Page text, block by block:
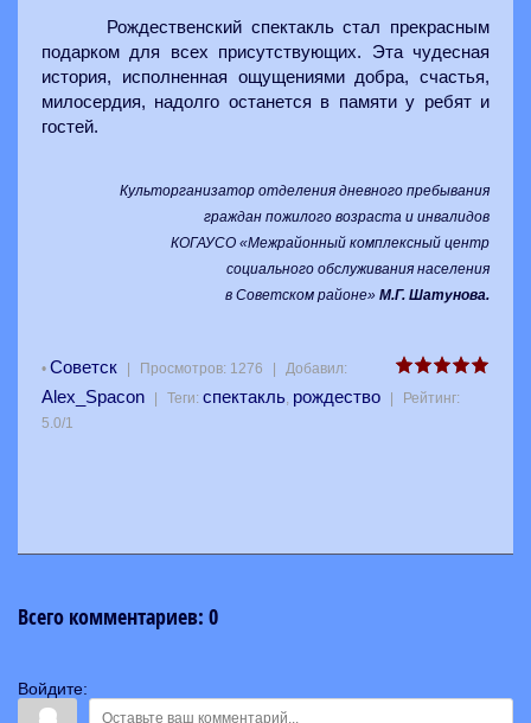
Рождественский спектакль стал прекрасным
подарком для всех присутствующих. Эта чудесная
история, исполненная ощущениями добра, счастья,
милосердия, надолго останется в памяти у ребят и
гостей.
Культорганизатор отделения дневного пребывания
граждан пожилого возраста и инвалидов
КОГАУСО «Межрайонный комплексный центр
социального обслуживания населения
в Советском районе» М.Г. Шатунова.
• Советск Просмотров: 1276 Добавил:
Alex_Spacon Теги: спектакль, рождество Рейтинг:
5.0/1
Всего комментариев: 0
Войдите: